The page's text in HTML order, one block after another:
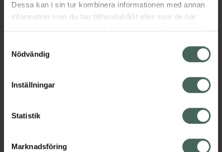
Dessa kan i sin tur kombinera informationen med annan
information som du har tillhandahållit eller som de har
återkalla ditt samtycke via webbplatsens
cookieinställningar. Ett återkallat samtycke påverkar inte
lagligheten av behandling som skett innan återkallelsen.
Nödvändig
Inställningar
Statistik
Marknadsföring